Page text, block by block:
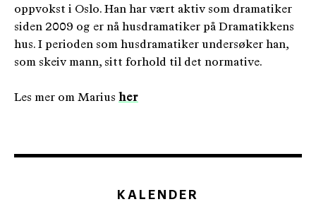
oppvokst i Oslo. Han har vært aktiv som dramatiker
siden 2009 og er nå husdramatiker på Dramatikkens
hus. I perioden som husdramatiker undersøker han,
som skeiv mann, sitt forhold til det normative.
Les mer om Marius her
KALENDER